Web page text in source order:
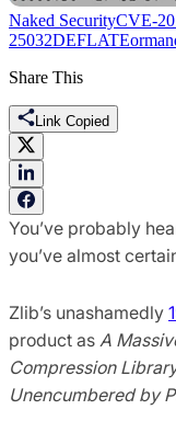
Naked SecurityCVE-
25032DEFLATE
Share This
Link Copied
You’ve probably
you’ve almost
Zlib’s unashamedly
product as A
Compression
Unencumbered by